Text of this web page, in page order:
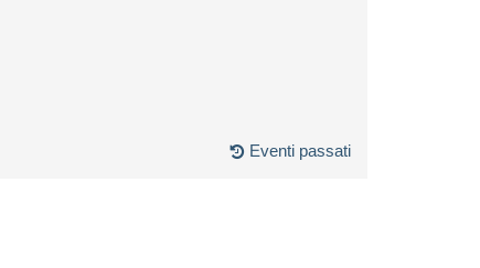
Eventi passati